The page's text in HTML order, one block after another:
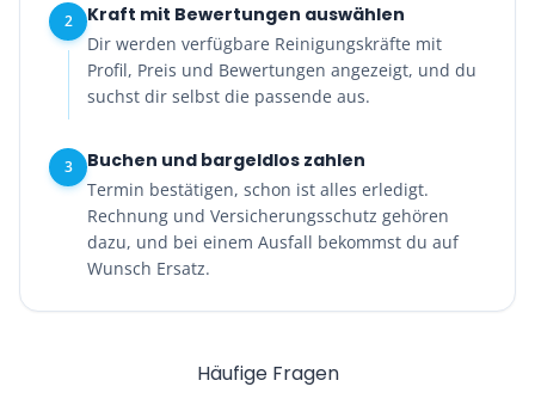
2 Kraft mit Bewertungen auswählen
Dir werden verfügbare Reinigungskräfte mit
Profil, Preis und Bewertungen angezeigt, und du
suchst dir selbst die passende aus.
3 Buchen und bargeldlos zahlen
Termin bestätigen, schon ist alles erledigt.
Rechnung und Versicherungsschutz gehören
dazu, und bei einem Ausfall bekommst du auf
Wunsch Ersatz.
Häufige Fragen